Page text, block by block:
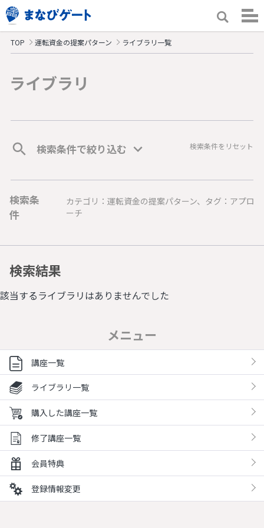
TOP 運転資金の提案パターン ライブラリ一覧
ライブラリ
検索条件で絞り込む 検索条件をリセット
検索条
件
カテゴリ：運転資金の提案パターン、タグ：アプロ
ーチ
検索結果
該当するライブラリはありませんでした
メニュー
講座一覧
ライブラリ一覧
購入した講座一覧
修了講座一覧
会員特典
登録情報変更